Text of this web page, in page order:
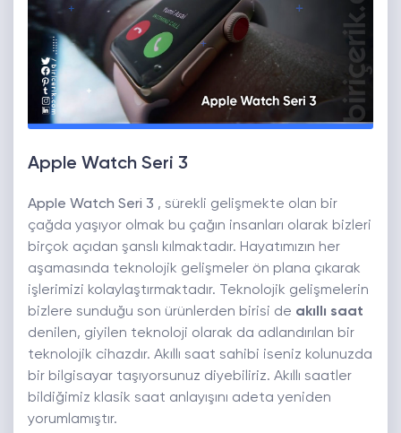
Apple Watch Seri 3
Apple Watch Seri 3 , sürekli gelişmekte olan bir
çağda yaşıyor olmak bu çağın insanları olarak bizleri
birçok açıdan şanslı kılmaktadır. Hayatımızın her
aşamasında teknolojik gelişmeler ön plana çıkarak
işlerimizi kolaylaştırmaktadır. Teknolojik gelişmelerin
bizlere sunduğu son ürünlerden birisi de akıllı saat
denilen, giyilen teknoloji olarak da adlandırılan bir
teknolojik cihazdır. Akıllı saat sahibi iseniz kolunuzda
bir bilgisayar taşıyorsunuz diyebiliriz. Akıllı saatler
bildiğimiz klasik saat anlayışını adeta yeniden
yorumlamıştır.